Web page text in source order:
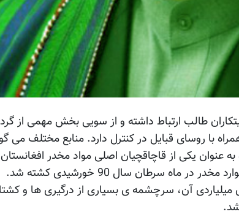
طالب ارتباط داشته و از سویی بخش مهمی از
با روسای قبایل در کنترل دارد. منابع مختلف می
عنوان یکی از قاچاقچیان اصلی مواد مخدر افغانستان
می شد، در جریان رقابت های خونین بر سر موارد مخدر در ماه سرطان سال 90 خورشیدی کشته شد.
آن، سرچشمه ی بسیاری از درگیری ها و